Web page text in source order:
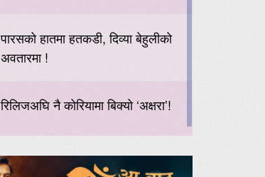
पारसको हातमा हतकडी, दिव्या बेहुलीको
अवतारमा !
रिलिजअघि नै कोरियामा बिक्यो ‘अक्षरा’!